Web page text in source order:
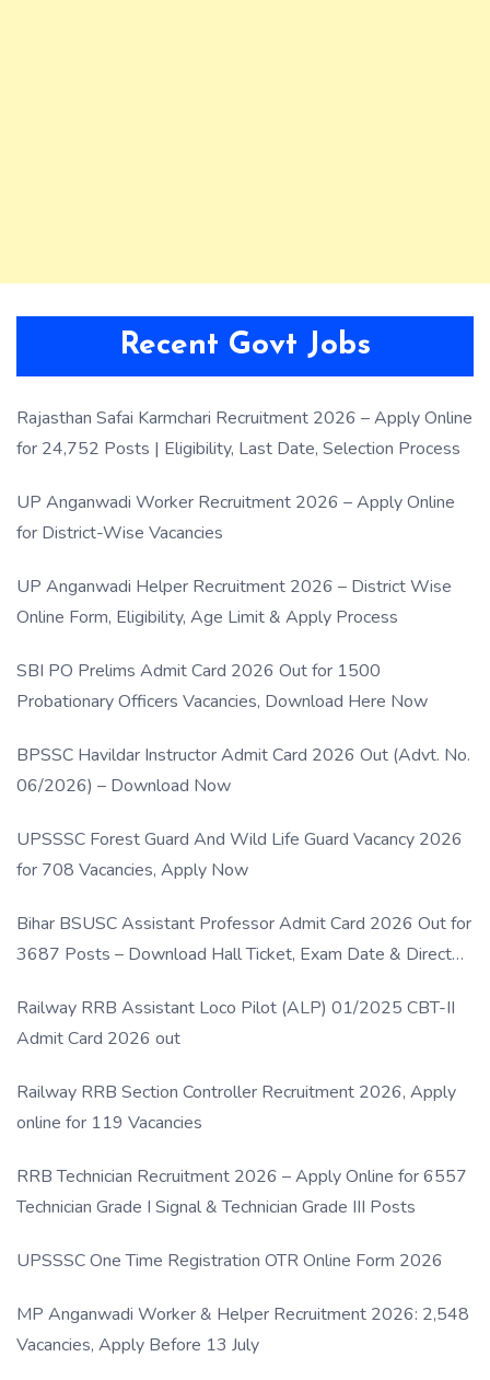
Recent Govt Jobs
Rajasthan Safai Karmchari Recruitment 2026 – Apply Online
for 24,752 Posts | Eligibility, Last Date, Selection Process
UP Anganwadi Worker Recruitment 2026 – Apply Online
for District-Wise Vacancies
UP Anganwadi Helper Recruitment 2026 – District Wise
Online Form, Eligibility, Age Limit & Apply Process
SBI PO Prelims Admit Card 2026 Out for 1500
Probationary Officers Vacancies, Download Here Now
BPSSC Havildar Instructor Admit Card 2026 Out (Advt. No.
06/2026) – Download Now
UPSSSC Forest Guard And Wild Life Guard Vacancy 2026
for 708 Vacancies, Apply Now
Bihar BSUSC Assistant Professor Admit Card 2026 Out for
3687 Posts – Download Hall Ticket, Exam Date & Direct
Railway RRB Assistant Loco Pilot (ALP) 01/2025 CBT-II
Admit Card 2026 out
Railway RRB Section Controller Recruitment 2026, Apply
online for 119 Vacancies
RRB Technician Recruitment 2026 – Apply Online for 6557
Technician Grade I Signal & Technician Grade III Posts
UPSSSC One Time Registration OTR Online Form 2026
MP Anganwadi Worker & Helper Recruitment 2026: 2,548
Vacancies, Apply Before 13 July